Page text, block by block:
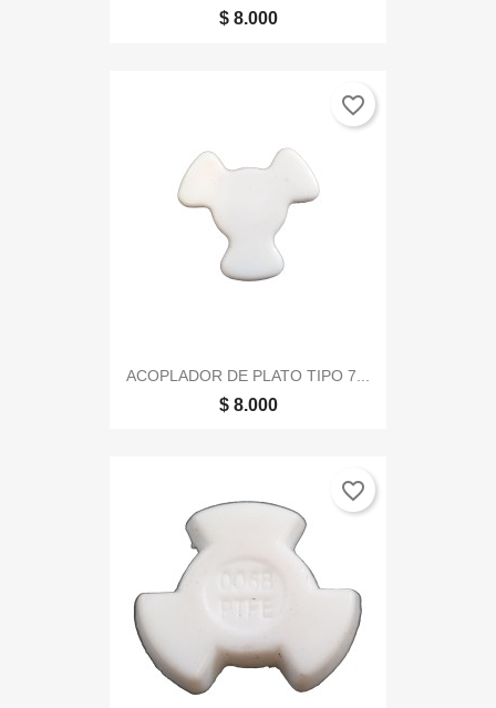
$ 8.000
ACOPLADOR DE PLATO TIPO 7...
$ 8.000
favorite_border
favorite_border